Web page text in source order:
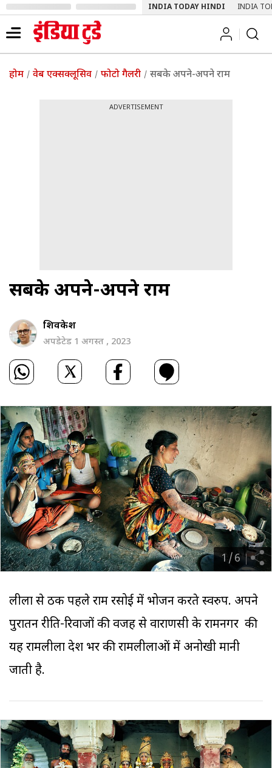
INDIA TODAY HINDI INDIA
होम वेब एक्सक्लूसिव फोटो गैलरी सबके अपने-अपने राम
ADVERTISEMENT
सबके अपने-अपने राम
शिवकेश
अपडेटेड 1 अगस्त , 2023
1/6
लीला से ठीक पहले राम रसोई में भोजन करते स्वरुप. अपने
पुरातन रीति-रिवाजों की वजह से वाराणसी के रामनगर की
यह रामलीला देश भर की रामलीलाओं में अनोखी मानी
जाती है.